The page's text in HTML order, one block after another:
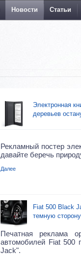
Новости Статьи
Электронная
деревьев
Рекламный постер
давайте беречь
Далее
Fiat 500 Black
темную
Печатная реклама
автомобилей Fiat 500
Jack".